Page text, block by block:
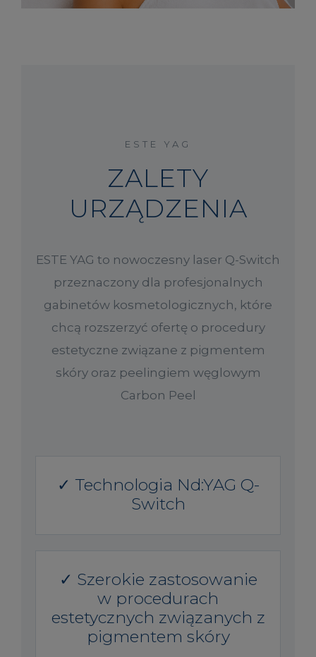
ESTE YAG
ZALETY
URZĄDZENIA
ESTE YAG to nowoczesny laser Q-Switch
przeznaczony dla profesjonalnych
gabinetów kosmetologicznych, które
chcą rozszerzyć ofertę o procedury
estetyczne związane z pigmentem
skóry oraz peelingiem węglowym
Carbon Peel
✓ Technologia Nd:YAG Q-
Switch
✓ Szerokie zastosowanie
w procedurach
estetycznych związanych z
pigmentem skóry